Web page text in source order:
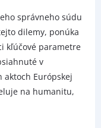
správneho súdu
dilemy, ponúka
kľúčové parametre
v
aktoch Európskej
na humanitu,